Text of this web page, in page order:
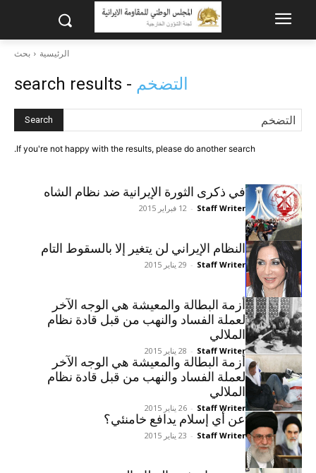
الرئيسية بحث
التضخم - search results
Search
If you're not happy with the results, please do another search.
في ذكرى الثورة الإيرانية ضد نظام الشاه
Staff Writer
- 12 فبراير 2015
النظام الإيراني لن يتغير إلا بالسقوط التام
Staff Writer
- 29 يناير 2015
أزمة البطالة والمعيشة هي الوجه الآخر
لعملة الفساد والنهب من قبل قادة نظام
الملالي
Staff Writer
- 28 يناير 2015
أزمة البطالة والمعيشة هي الوجه الآخر
لعملة الفساد والنهب من قبل قادة نظام
الملالي
Staff Writer
- 26 يناير 2015
عن أي إسلام يدافع خامنئي؟
Staff Writer
- 23 يناير 2015